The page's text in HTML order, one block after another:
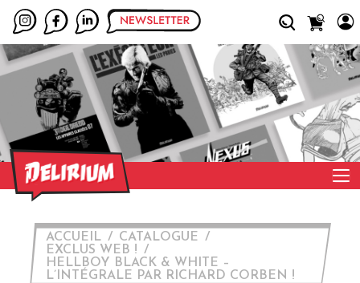
ACCUEIL
CATALOGUE
EXCLUS WEB !
HELLBOY BLACK & WHITE –
L’INTÉGRALE PAR RICHARD CORBEN !